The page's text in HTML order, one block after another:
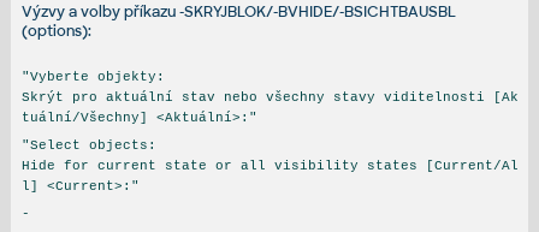
Výzvy a volby příkazu -SKRYJBLOK/-BVHIDE/-BSICHTBAUSBL
(options):
"Vyberte objekty:
Skrýt pro aktuální stav nebo všechny stavy viditelnosti [Ak
tuální/Všechny] <Aktuální>:"
"Select objects:
Hide for current state or all visibility states [Current/Al
l] <Current>:"
-